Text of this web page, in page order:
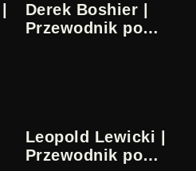
Derek Boshier |
Przewodnik po
Leopold Lewicki |
Przewodnik po